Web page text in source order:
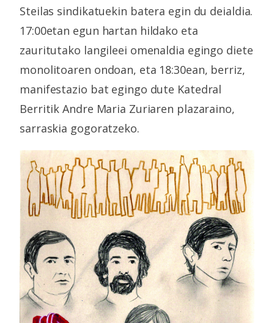
Steilas sindikatuekin batera egin du deialdia.
17:00etan egun hartan hildako eta
zauritutako langileei omenaldia egingo diete
monolitoaren ondoan, eta 18:30ean, berriz,
manifestazio bat egingo dute Katedral
Berritik Andre Maria Zuriaren plazaraino,
sarraskia gogoratzeko.